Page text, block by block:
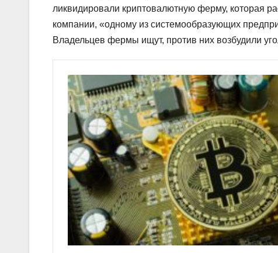
ликвидировали криптовалютную ферму, которая
компании, «одному из системообразующих
Владельцев фермы ищут, против них возбудили